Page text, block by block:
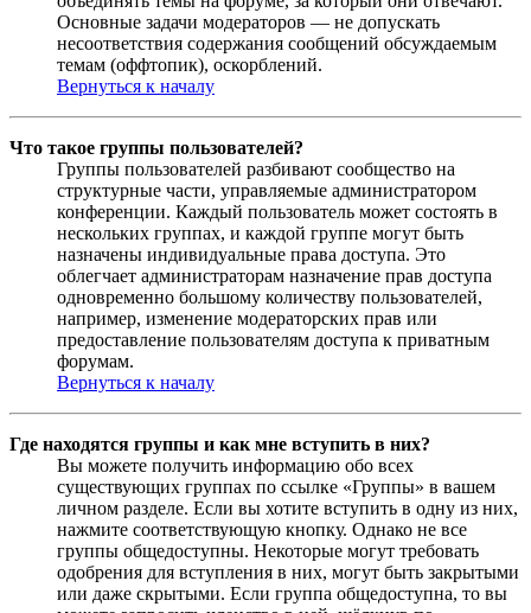
Основные задачи модераторов — не допускать
несоответствия содержания сообщений обсуждаемым
темам (оффтопик), оскорблений.
Вернуться к началу
Что такое группы пользователей?
Группы пользователей разбивают сообщество на
структурные части, управляемые администратором
конференции. Каждый пользователь может состоять в
нескольких группах, и каждой группе могут быть
назначены индивидуальные права доступа. Это
облегчает администраторам назначение прав доступа
одновременно большому количеству пользователей,
например, изменение модераторских прав или
предоставление пользователям доступа к приватным
форумам.
Вернуться к началу
Где находятся группы и как мне вступить в них?
Вы можете получить информацию обо всех
существующих группах по ссылке «Группы» в вашем
личном разделе. Если вы хотите вступить в одну из них,
нажмите соответствующую кнопку. Однако не все
группы общедоступны. Некоторые могут требовать
одобрения для вступления в них, могут быть закрытыми
или даже скрытыми. Если группа общедоступна, то вы